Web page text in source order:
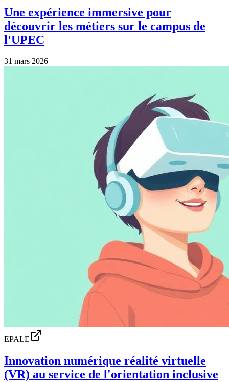
Une expérience immersive pour
découvrir les métiers sur le campus de
l'UPEC
31 mars 2026
EPALE
Innovation numérique réalité virtuelle
(VR) au service de l'orientation inclusive